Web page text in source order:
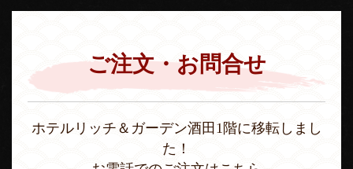
ご注文・お問合せ
ホテルリッチ＆ガーデン酒田1階に移転しまし
た！